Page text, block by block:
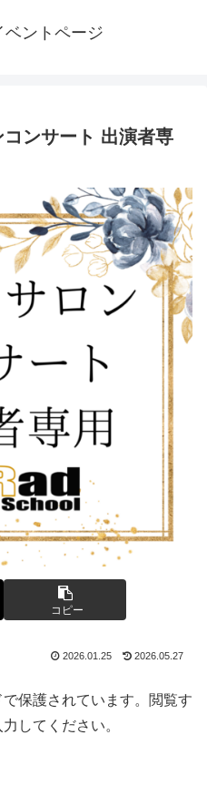
ベントページ
ンサート 出演者専
コピー
2026.01.25 2026.05.27
保護されています。閲覧す
してください。